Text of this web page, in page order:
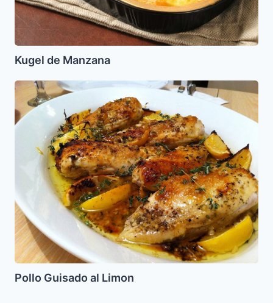
Kugel de Manzana
Pollo
Guisado
al
Pollo Guisado al Limon